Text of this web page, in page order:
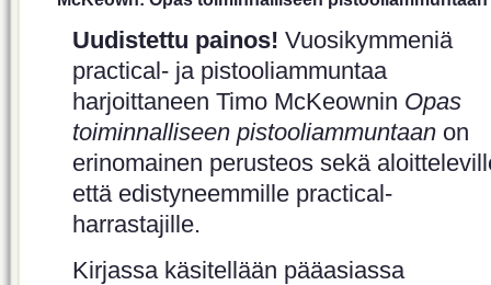
Uudistettu painos! Vuosikymmeniä
practical- ja pistooliammuntaa
harjoittaneen Timo McKeownin Opas
toiminnalliseen pistooliammuntaanon
erinomainen perusteos sekä
että edistyneemmille practical-
harrastajille.
Kirjassa käsitellään pääasiassa